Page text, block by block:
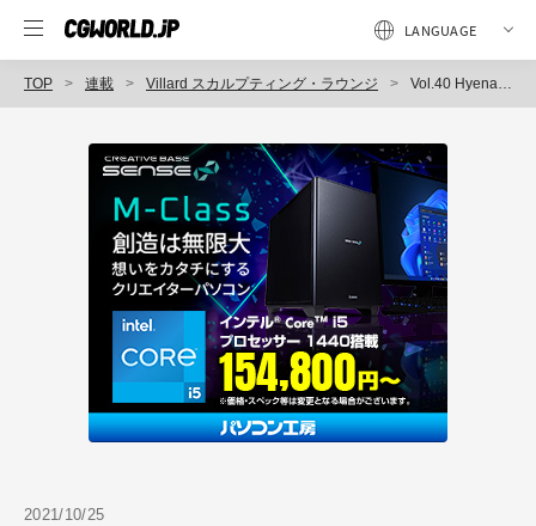
TOP 連載 Villard スカルプティング・ラウンジ Vol.40 Hyena phantom beast [ハイエナ 幻獣] ～Concept Model
2021/10/25